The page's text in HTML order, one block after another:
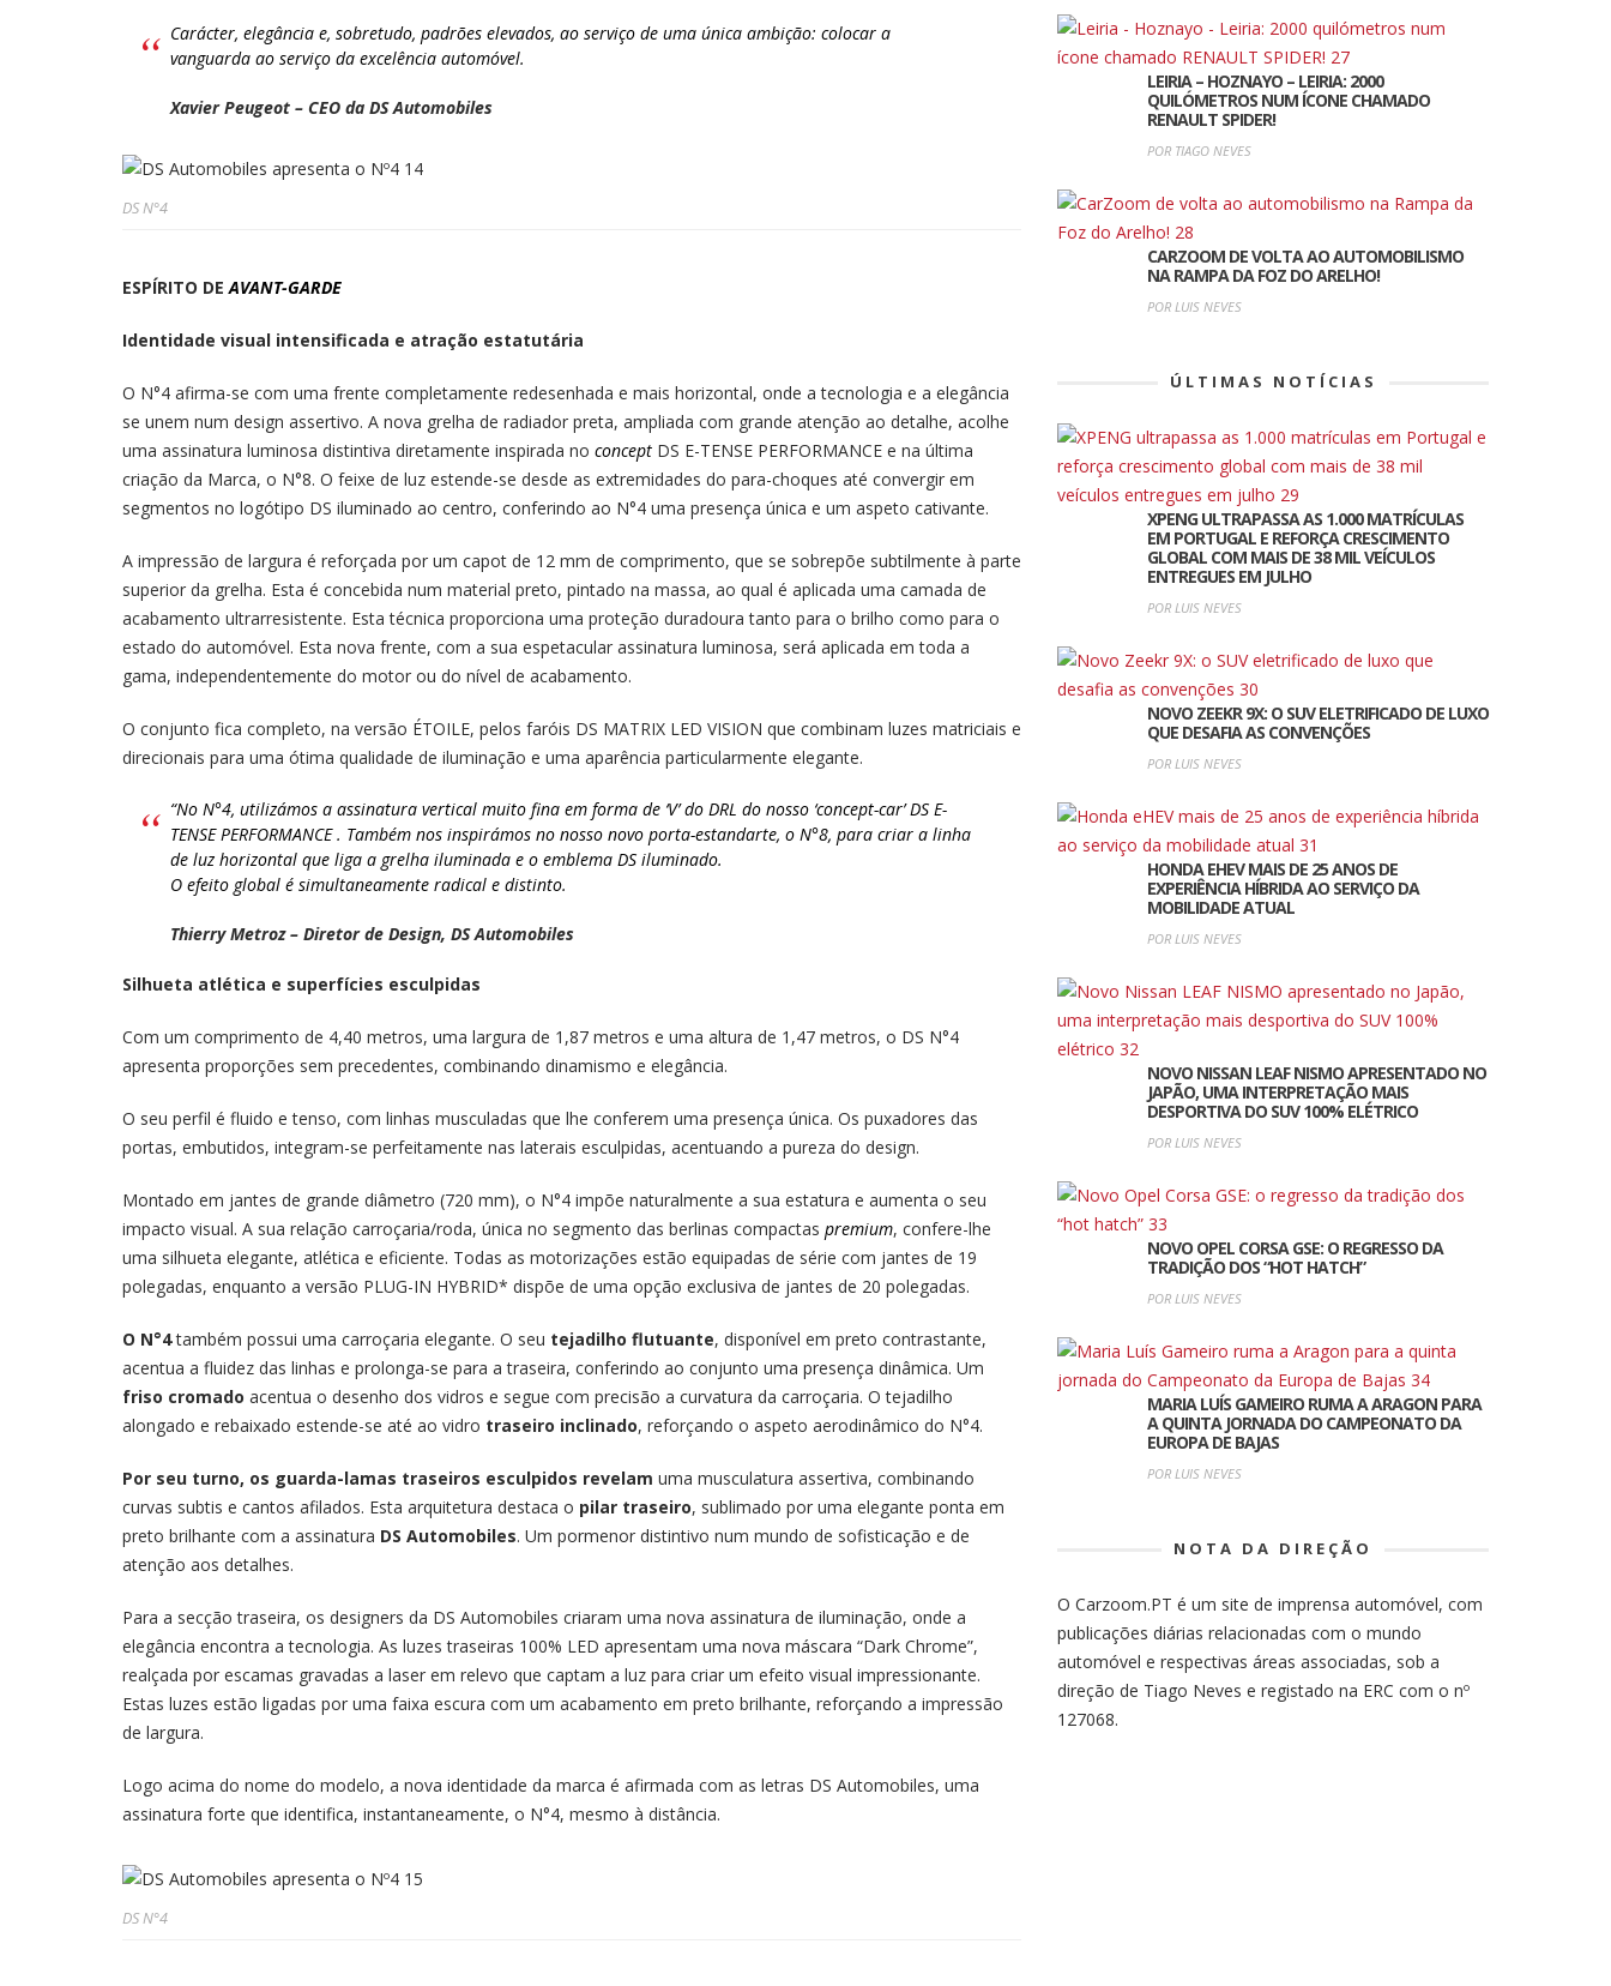
Carácter, elegância e, sobretudo, padrões elevados, ao serviço de uma única ambição: colocar a
vanguarda ao serviço da excelência automóvel.
Xavier Peugeot – CEO da DS Automobiles
DS N°4
ESPÍRITO DEAVANT-GARDE
Identidade visual intensificada e atração estatutária
O N°4 afirma-se com uma frente completamente redesenhada e mais horizontal, onde a tecnologia e a elegância
se unem num design assertivo. A nova grelha de radiador preta, ampliada com grande atenção ao detalhe, acolhe
uma assinatura luminosa distintiva diretamente inspirada no concept DS E-TENSE PERFORMANCE e na última
criação da Marca, o N°8. O feixe de luz estende-se desde as extremidades do para-choques até convergir em
segmentos no logótipo DS iluminado ao centro, conferindo ao N°4 uma presença única e um aspeto cativante.
A impressão de largura é reforçada por um capot de 12 mm de comprimento, que se sobrepõe subtilmente à parte
superior da grelha. Esta é concebida num material preto, pintado na massa, ao qual é aplicada uma camada de
acabamento ultrarresistente. Esta técnica proporciona uma proteção duradoura tanto para o brilho como para o
estado do automóvel. Esta nova frente, com a sua espetacular assinatura luminosa, será aplicada em toda a
gama, independentemente do motor ou do nível de acabamento.
O conjunto fica completo, na versão ÉTOILE, pelos faróis DS MATRIX LED VISION que combinam luzes matriciais e
direcionais para uma ótima qualidade de iluminação e uma aparência particularmente elegante.
“No N°4, utilizámos a assinatura vertical muito fina em forma de ‘V’ do DRL do nosso ‘concept-car’ DS E-
TENSE PERFORMANCE. Também nos inspirámos no nosso novo porta-estandarte, o N°8, para criar a linha
de luz horizontal que liga a grelha iluminada e o emblema DS iluminado.
O efeito global é simultaneamente radical e distinto.
Thierry Metroz – Diretor de Design, DS Automobiles
Silhueta atlética e superfícies esculpidas
Com um comprimento de 4,40 metros, uma largura de 1,87 metros e uma altura de 1,47 metros, o DS N°4
apresenta proporções sem precedentes, combinando dinamismo e elegância.
O seu perfil é fluido e tenso, com linhas musculadas que lhe conferem uma presença única. Os puxadores das
portas, embutidos, integram-se perfeitamente nas laterais esculpidas, acentuando a pureza do design.
Montado em jantes de grande diâmetro (720 mm), o N°4 impõe naturalmente a sua estatura e aumenta o seu
impacto visual. A sua relação carroçaria/roda, única no segmento das berlinas compactas premium, confere-lhe
uma silhueta elegante, atlética e eficiente. Todas as motorizações estão equipadas de série com jantes de 19
polegadas, enquanto a versão PLUG-IN HYBRID* dispõe de uma opção exclusiva de jantes de 20 polegadas.
O N°4também possui uma carroçaria elegante. O seu tejadilho flutuante, disponível em preto contrastante,
acentua a fluidez das linhas e prolonga-se para a traseira, conferindo ao conjunto uma presença dinâmica. Um
friso cromado acentua o desenho dos vidros e segue com precisão a curvatura da carroçaria. O tejadilho
alongado e rebaixado estende-se até ao vidro traseiro inclinado, reforçando o aspeto aerodinâmico do N°4.
Por seu turno, os guarda-lamas traseiros esculpidos revelam uma musculatura assertiva, combinando
curvas subtis e cantos afilados. Esta arquitetura destaca o pilar traseiro, sublimado por uma elegante ponta em
preto brilhante com a assinatura DS Automobiles. Um pormenor distintivo num mundo de sofisticação e de
atenção aos detalhes.
Para a secção traseira, os designers da DS Automobiles criaram uma nova assinatura de iluminação, onde a
elegância encontra a tecnologia. As luzes traseiras 100% LED apresentam uma nova máscara “Dark Chrome”,
realçada por escamas gravadas a laser em relevo que captam a luz para criar um efeito visual impressionante.
Estas luzes estão ligadas por uma faixa escura com um acabamento em preto brilhante, reforçando a impressão
de largura.
Logo acima do nome do modelo, a nova identidade da marca é afirmada com as letras DS Automobiles, uma
assinatura forte que identifica, instantaneamente, o N°4, mesmo à distância.
DS N°4
LEIRIA – HOZNAYO – LEIRIA: 2000
QUILÓMETROS NUM ÍCONE CHAMADO
RENAULT SPIDER!
POR TIAGO NEVES
CARZOOM DE VOLTA AO AUTOMOBILISMO
NA RAMPA DA FOZ DO ARELHO!
POR LUIS NEVES
ÚLTIMAS NOTÍCIAS
XPENG ULTRAPASSA AS 1.000 MATRÍCULAS
EM PORTUGAL E REFORÇA CRESCIMENTO
GLOBAL COM MAIS DE 38 MIL VEÍCULOS
ENTREGUES EM JULHO
POR LUIS NEVES
NOVO ZEEKR 9X: O SUV ELETRIFICADO DE LUXO
QUE DESAFIA AS CONVENÇÕES
POR LUIS NEVES
HONDA EHEV MAIS DE 25 ANOS DE
EXPERIÊNCIA HÍBRIDA AO SERVIÇO DA
MOBILIDADE ATUAL
POR LUIS NEVES
NOVO NISSAN LEAF NISMO APRESENTADO NO
JAPÃO, UMA INTERPRETAÇÃO MAIS
DESPORTIVA DO SUV 100% ELÉTRICO
POR LUIS NEVES
NOVO OPEL CORSA GSE: O REGRESSO DA
TRADIÇÃO DOS “HOT HATCH”
POR LUIS NEVES
MARIA LUÍS GAMEIRO RUMA A ARAGON PARA
A QUINTA JORNADA DO CAMPEONATO DA
EUROPA DE BAJAS
POR LUIS NEVES
NOTA DA DIREÇÃO
O Carzoom.PT é um site de imprensa automóvel, com
publicações diárias relacionadas com o mundo
automóvel e respectivas áreas associadas, sob a
direção de Tiago Neves e registado na ERC com o nº
127068.